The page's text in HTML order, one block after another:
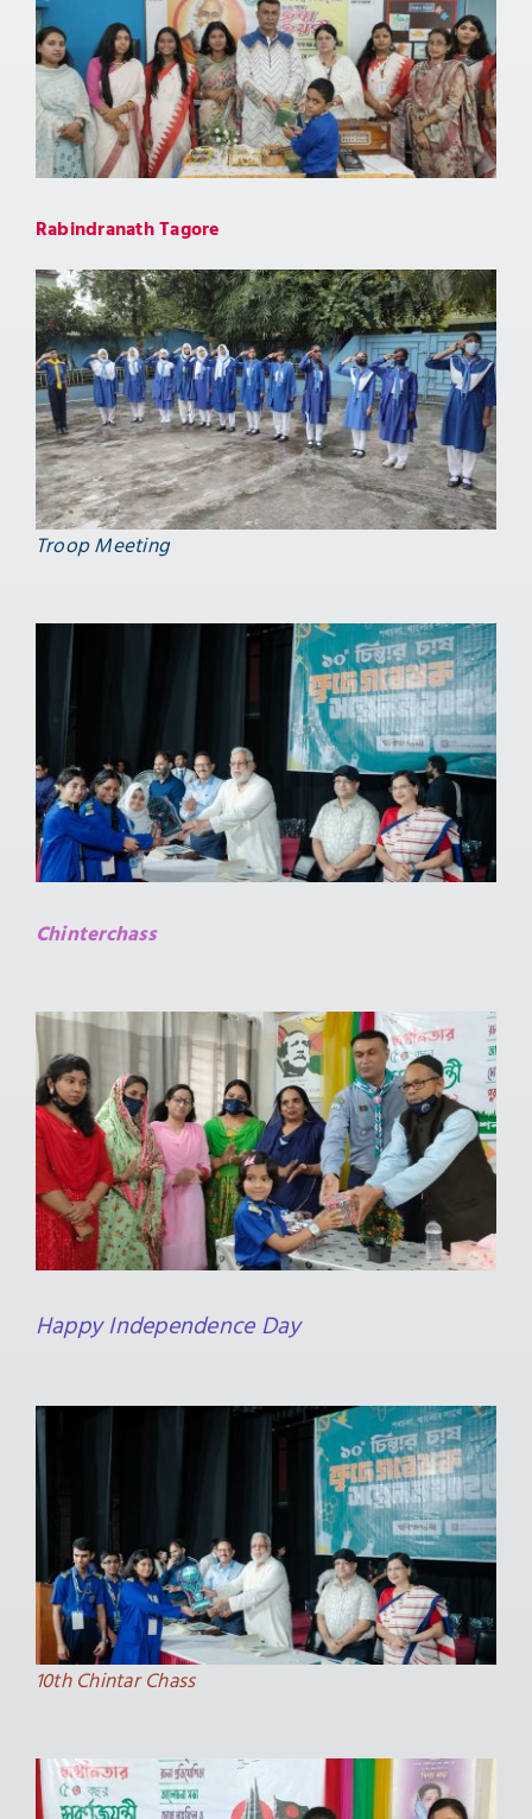
ADMISSION
CONTACT
Rabindranath Tagore
Troop Meeting
Chinterchass
Happy Independence Day
10th Chintar Chass